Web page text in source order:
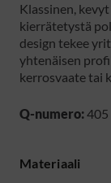
Klassinen,
kierrätetystä
design tekee
yhtenäisen
kerrosvaate tai
Q-numero:405
Materiaali